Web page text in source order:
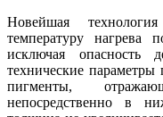
Новейшая
температуру нагрева
исключая
технические
пигменты,
непосредственно в